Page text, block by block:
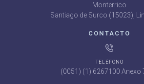
Monterrico
Santiago de Surco (15023),
CONTACTO
TELÉFONO
(0051) (1) 6267100 Anexo